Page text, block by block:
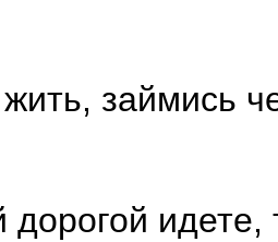
займись
идете,